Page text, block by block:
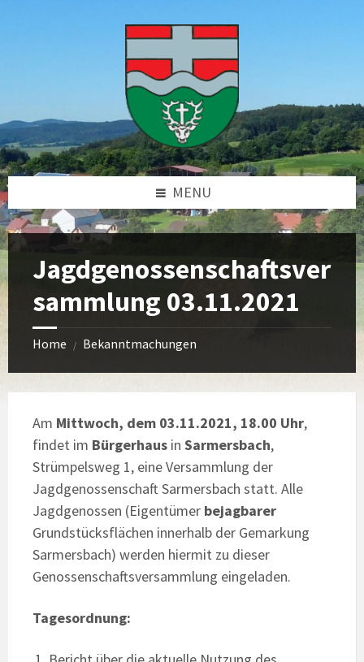
MENU
Jagdgenossenschaftsver
sammlung 03.11.2021
Home / Bekanntmachungen
Am Mittwoch, dem 03.11.2021, 18.00 Uhr,
findet im Bürgerhaus in Sarmersbach,
Strümpelsweg 1, eine Versammlung der
Jagdgenossenschaft Sarmersbach statt. Alle
Jagdgenossen (Eigentümer bejagbarer
Grundstücksflächen innerhalb der Gemarkung
Sarmersbach) werden hiermit zu dieser
Genossenschaftsversammlung eingeladen.
Tagesordnung: